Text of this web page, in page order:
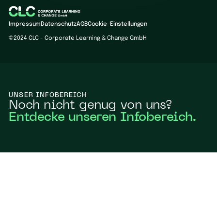
Impressum DatenschutzAGBCookie-Einstellungen
©2024 CLC - Corporate Learning & Change GmbH
UNSER INFOBEREICH
Noch nicht genug von uns?
Entdecke unseren Infobereich.